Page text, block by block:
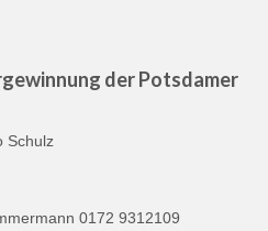
der Potsdamer
Schulz
0172 9312109